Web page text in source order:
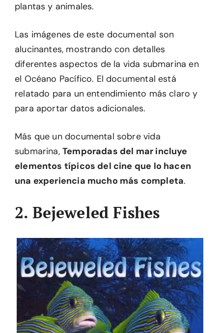
plantas y animales.
Las imágenes de este documental son
alucinantes, mostrando con detalles
diferentes aspectos de la vida submarina en
el Océano Pacífico. El documental está
relatado para un entendimiento más claro y
para aportar datos adicionales.
Más que un documental sobre vida
submarina, Temporadas del mar incluye
elementos típicos del cine que lo hacen
una experiencia mucho más completa.
2. Bejeweled Fishes